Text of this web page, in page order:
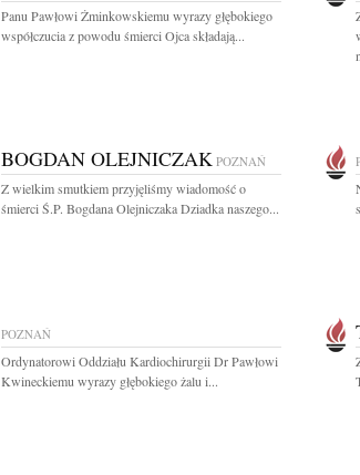
Panu Pawłowi Żminkowskiemu wyrazy głębokiego
współczucia z powodu śmierci Ojca składają...
BOGDAN OLEJNICZAK POZNAŃ
Z wielkim smutkiem przyjęliśmy wiadomość o
śmierci Ś.P. Bogdana Olejniczaka Dziadka naszego...
POZNAŃ
Ordynatorowi Oddziału Kardiochirurgii Dr Pawłowi
Kwineckiemu wyrazy głębokiego żalu i...